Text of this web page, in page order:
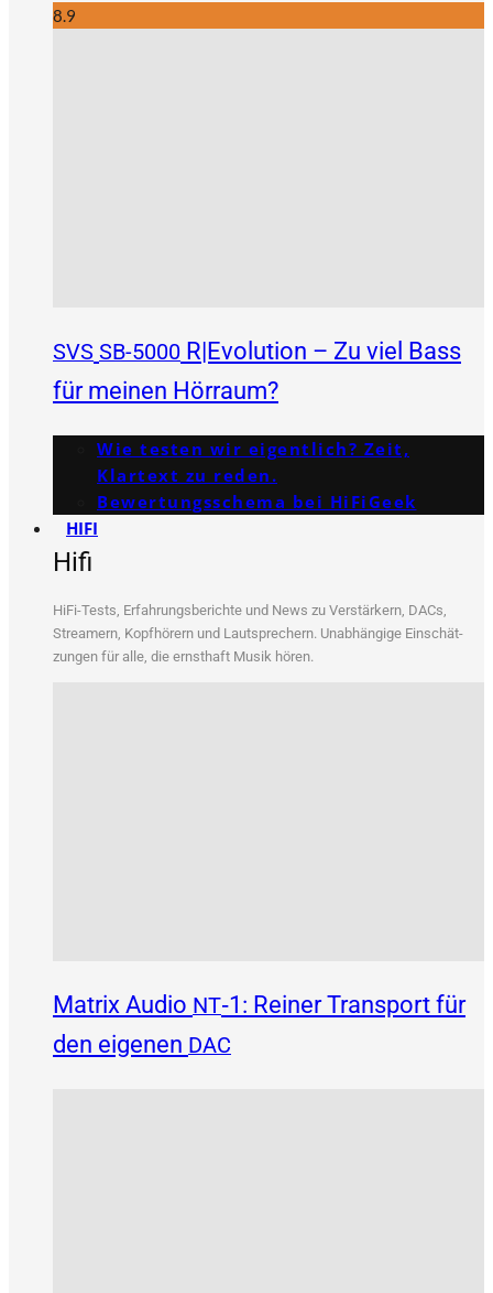
8.9
SVS SB-5000 R|Evolution – Zu viel Bass
für meinen Hörraum?
Wie testen wir eigentlich? Zeit,
Klartext zu reden.
Bewertungs­schema bei HiFiGeek
HIFI
Hifi
HiFi-Tests, Erfah­rungs­be­rich­te und News zu Ver­stär­kern, DACs,
Strea­mern, Kopf­hö­rern und Laut­spre­chern. Unab­hän­gi­ge Ein­schät­
zun­gen für alle, die ernst­haft Musik hören.
Matrix Audio NT‑1: Reiner Transport für
den eigenen DAC